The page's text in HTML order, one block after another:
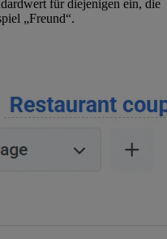
für diejenigen ein, die
„Freund“.